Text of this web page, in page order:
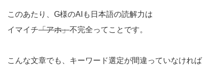
このあたり、G様のAIも日本語の読解力は
イマイチ「アホ」不完全ってことです。
こんな文章でも、キーワード選定が間違っていなければ